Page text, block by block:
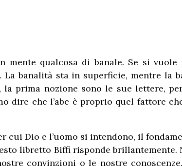
mente qualcosa di banale. Se si
. La banalità sta in superficie, mentre la
prima nozione sono le sue lettere,
dire che l’abc è proprio quel fattore
Dio e l’uomo si intendono, il
libretto Biffi risponde brillantemente.
convinzioni o le nostre conoscenze.